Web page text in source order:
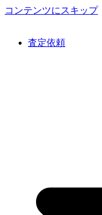
コンテンツにスキップ
査定依頼